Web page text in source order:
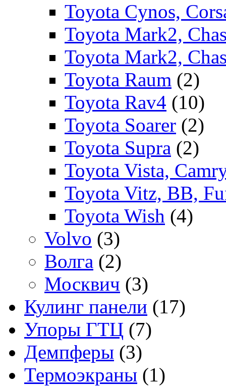
Toyota Cynos,
Toyota Mark2,
Toyota Mark2,
Toyota Raum (2)
Toyota Rav4 (10)
Toyota Soarer (2)
Toyota Supra (2)
Toyota Vista,
Toyota Vitz, BB,
Toyota Wish (4)
Volvo (3)
Волга (2)
Москвич (3)
Кулинг панели (17)
Упоры ГТЦ (7)
Демпферы (3)
Термоэкраны (1)